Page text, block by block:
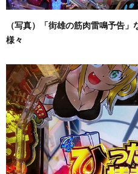
（写真）「街雄の筋肉雷鳴予告
様々